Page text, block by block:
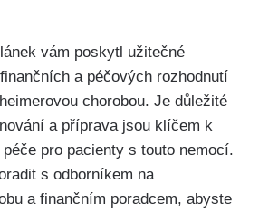
vám poskytl užitečné
a péčových rozhodnutí
chorobou. Je důležité
a příprava jsou klíčem k
pro pacienty s touto nemocí.
s odborníkem na
a finančním poradcem, abyste